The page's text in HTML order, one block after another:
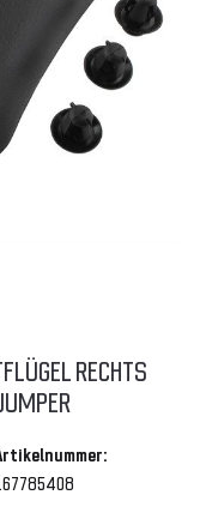
RECHTS